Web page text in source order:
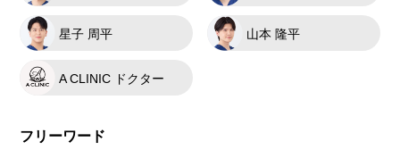
星子 周平 山本 隆平
A CLINIC ドクター
フリーワード